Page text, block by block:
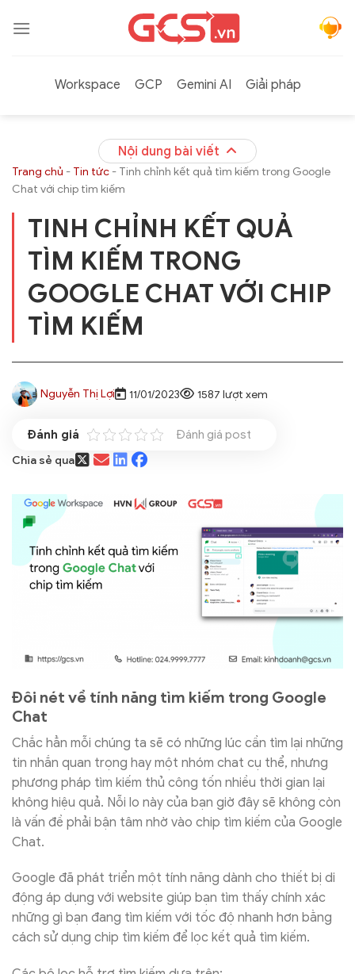
qua
Workspace
GCP Gemini AI Giải pháp
Nội dung bài viết
Trang chủ - Tin tức - Tinh chỉnh kết quả tìm kiếm trong Google
Chat với chip tìm kiếm
TINH CHỈNH KẾT QUẢ
TÌM KIẾM TRONG
GOOGLE CHAT VỚI CHIP
TÌM KIẾM
Nguyễn Thị Lợi 11/01/2023 1587 lượt xem
Đánh giá post
Chia sẻ qua
Đôi nét về tính năng tìm kiếm trong Google
Chat
Chắc hẳn mỗi chúng ta sẽ có những lúc cần tìm lại những
tin nhắn quan trọng hay một nhóm chat cụ thể, nhưng
phương pháp tìm kiếm thủ công tốn nhiều thời gian lại
không hiệu quả. Nỗi lo này của bạn giờ đây sẽ không còn
là vấn đề phải bận tâm nhờ vào chip tìm kiếm của Google
Chat.
Google đã phát triển một tính năng dành cho thiết bị di
động áp dụng với website giúp bạn tìm thấy chính xác
những gì bạn đang tìm kiếm với tốc độ nhanh hơn bằng
cách sử dụng chip tìm kiếm để lọc kết quả tìm kiếm.